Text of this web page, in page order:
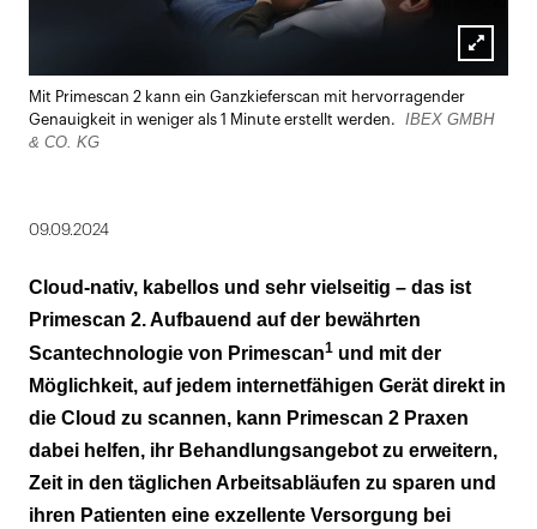
Lightbox
öffnen
Mit Primescan 2 kann ein Ganzkieferscan mit hervorragender
Genauigkeit in weniger als 1 Minute erstellt werden.
IBEX GMBH
& CO. KG
09.09.2024
Cloud-nativ, kabellos und sehr vielseitig – das ist
Primescan 2. Aufbauend auf der bewährten
Scantechnologie von Primescan1 und mit der
Möglichkeit, auf jedem internetfähigen Gerät direkt in
die Cloud zu scannen, kann Primescan 2 Praxen
dabei helfen, ihr Behandlungsangebot zu erweitern,
Zeit in den täglichen Arbeitsabläufen zu sparen und
ihren Patienten eine exzellente Versorgung bei